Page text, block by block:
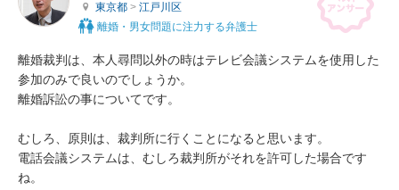
東京都 > 江戸川区
離婚・男女問題に注力する弁護士
離婚裁判は、本人尋問以外の時はテレビ会議システムを使用した
参加のみで良いのでしょうか。
離婚訴訟の事についてです。
むしろ、原則は、裁判所に行くことになると思います。
電話会議システムは、むしろ裁判所がそれを許可した場合です
ね。